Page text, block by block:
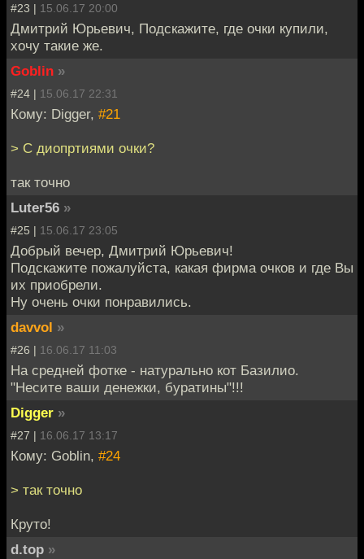
#23 | 15.06.17 20:00
Дмитрий Юрьевич, Подскажите, где очки купили,
хочу такие же.
Goblin »
#24 | 15.06.17 22:31
Кому: Digger, #21
> С диопртиями очки?
так точно
Luter56 »
#25 | 15.06.17 23:05
Добрый вечер, Дмитрий Юрьевич!
Подскажите пожалуйста, какая фирма очков и где Вы
их приобрели.
Ну очень очки понравились.
davvol »
#26 | 16.06.17 11:03
На средней фотке - натурально кот Базилио.
"Несите ваши денежки, буратины"!!!
Digger »
#27 | 16.06.17 13:17
Кому: Goblin, #24
> так точно
Круто!
d.top »